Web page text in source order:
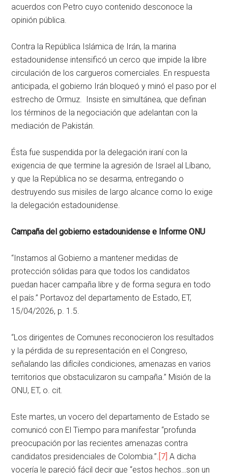
acuerdos con Petro cuyo contenido desconoce la
opinión pública.
Contra la República Islámica de Irán, la marina
estadounidense intensificó un cerco que impide la libre
circulación de los cargueros comerciales. En respuesta
anticipada, el gobierno Irán bloqueó y minó el paso por el
estrecho de Ormuz. Insiste en simultánea, que definan
los términos de la negociación que adelantan con la
mediación de Pakistán.
Ésta fue suspendida por la delegación iraní con la
exigencia de que termine la agresión de Israel al Líbano,
y que la República no se desarma, entregando o
destruyendo sus misiles de largo alcance como lo exige
la delegación estadounidense.
Campaña del gobierno estadounidense e Informe ONU
“Instamos al Gobierno a mantener medidas de
protección sólidas para que todos los candidatos
puedan hacer campaña libre y de forma segura en todo
el país.” Portavoz del departamento de Estado, ET,
15/04/2026, p. 1.5.
“Los dirigentes de Comunes reconocieron los resultados
y la pérdida de su representación en el Congreso,
señalando las difíciles condiciones, amenazas en varios
territorios que obstaculizaron su campaña.” Misión de la
ONU, ET, o. cit.
Este martes, un vocero del departamento de Estado se
comunicó con El Tiempo para manifestar “profunda
preocupación por las recientes amenazas contra
candidatos presidenciales de Colombia.”. [7] A dicha
vocería le pareció fácil decir que “estos hechos…son un